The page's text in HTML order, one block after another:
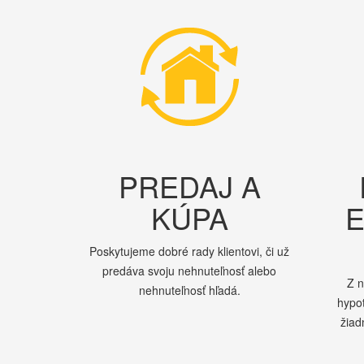
PREDAJ A
KÚPA
Poskytujeme dobré rady klientovi, či už
predáva svoju nehnuteľnosť alebo
nehnuteľnosť hľadá.
Z